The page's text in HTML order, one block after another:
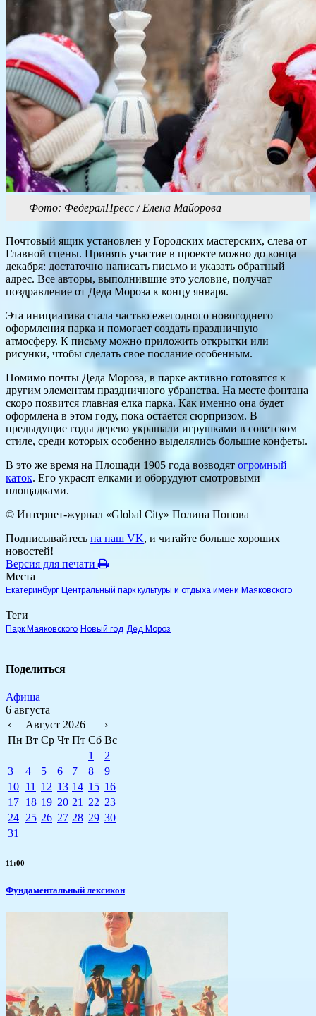
Фото: ФедералПресс / Елена Майорова
Почтовый ящик установлен у Городских мастерских, слева от
Главной сцены. Принять участие в проекте можно до конца
декабря: достаточно написать письмо и указать обратный
адрес. Все авторы, выполнившие это условие, получат
поздравление от Деда Мороза к концу января.
Эта инициатива стала частью ежегодного новогоднего
оформления парка и помогает создать праздничную
атмосферу. К письму можно приложить открытки или
рисунки, чтобы сделать свое послание особенным.
Помимо почты Деда Мороза, в парке активно готовятся к
другим элементам праздничного убранства. На месте фонтана
скоро появится главная елка парка. Как именно она будет
оформлена в этом году, пока остается сюрпризом. В
предыдущие годы дерево украшали игрушками в советском
стиле, среди которых особенно выделялись большие конфеты.
В это же время на Площади 1905 года возводят огромный
каток. Его украсят елками и оборудуют смотровыми
площадками.
© Интернет-журнал «Global City» Полина Попова
Подписывайтесь на наш VK, и читайте больше хороших
новостей!
Версия для печати
Места
Екатеринбург Центральный парк культуры и отдыха имени Маяковского
Теги
Парк Маяковского Новый год Дед Мороз
Поделиться
Афиша
6 августа
‹
Август 2026
›
Пн Вт Ср Чт Пт Сб Вс
1
2
3
4 5 6 7 8
9
10 11 12 13 14 15 16
17 18 19 20 21 22 23
24 25 26 27 28 29 30
31
11:00
Фундаментальный лексикон